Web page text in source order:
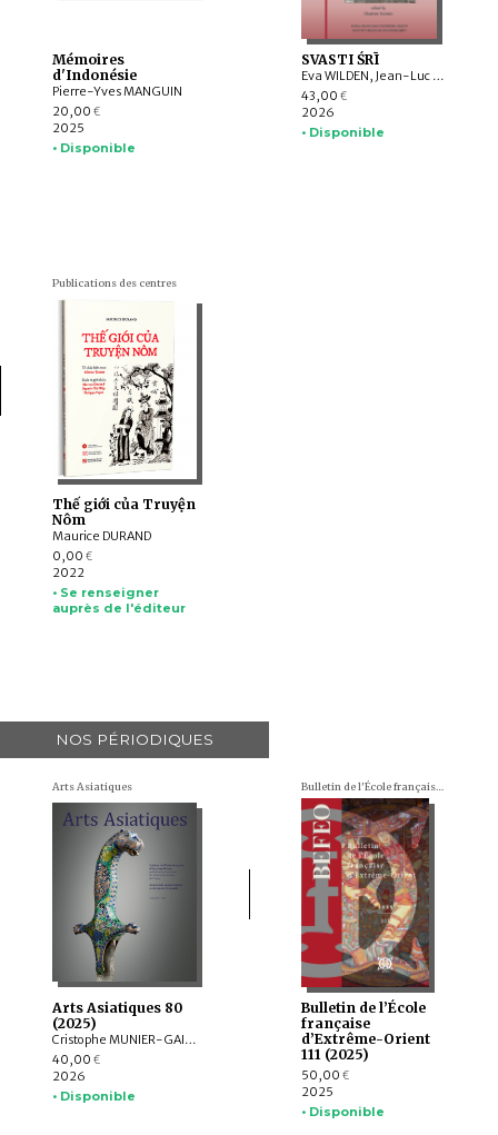
Mémoires
d'Indonésie
Pierre-Yves MANGUIN
20,00 €
2025
• Disponible
SVASTI ŚRĪ
Eva WILDEN, Jean-Luc CHEVILLARD, Valérie GILLET, Charlotte SCHMID, Emmanuel FRANCIS-GONZE, Dominic GOODALL, T. RAJESWARI, Indra MANUEL, G. VIJAYAVENUGOPAL, Bharati RAMAN, Y. SUBBARAYALU, Withney COX, Leslie C. ORR, Appasamy MURUGAIYAN, C. Ve SHANMUGAM
43,00 €
2026
• Disponible
Publications des centres
Thế giới của Truyện
Nôm
Maurice DURAND
0,00 €
2022
• Se renseigner
auprès de l'éditeur
NOS PÉRIODIQUES
Arts Asiatiques
Arts Asiatiques 80
(2025)
Cristophe MUNIER-GAILLARD, Arnaud BERTRAND, Valérie ZALESKI, Selvam THOREZ, Brice VINCENT, Anne-Colombe LAUNOIS, Mechtild MERTZ, ITOH Takao, Sylvain ROY, Mei MERCIER
40,00 €
2026
• Disponible
Bulletin de l'École française d'Extrême-Orient (BEFEO)
Bulletin de l’École
française
d’Extrême-Orient
111 (2025)
50,00 €
2025
• Disponible